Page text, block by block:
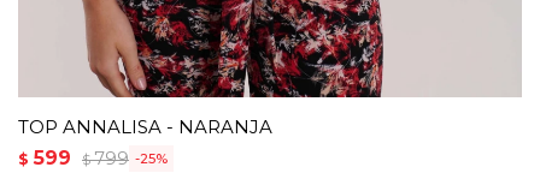
TOP ANNALISA - NARANJA
$ 599 $ 799 25